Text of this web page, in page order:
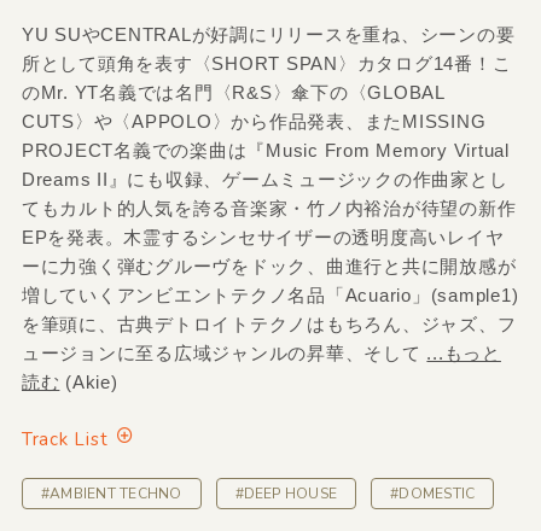
YU SUやCENTRALが好調にリリースを重ね、シーンの要
所として頭角を表す〈SHORT SPAN〉カタログ14番！こ
のMr. YT名義では名門〈R&S〉傘下の〈GLOBAL
CUTS〉や〈APPOLO〉から作品発表、またMISSING
PROJECT名義での楽曲は『Music From Memory Virtual
Dreams II』にも収録、ゲームミュージックの作曲家とし
てもカルト的人気を誇る音楽家・竹ノ内裕治が待望の新作
EPを発表。木霊するシンセサイザーの透明度高いレイヤ
ーに力強く弾むグルーヴをドック、曲進行と共に開放感が
増していくアンビエントテクノ名品「Acuario」(sample1)
を筆頭に、古典デトロイトテクノはもちろん、ジャズ、フ
ュージョンに至る広域ジャンルの昇華、そして ...もっと
読む (Akie)
Track List
#AMBIENT TECHNO #DEEP HOUSE #DOMESTIC